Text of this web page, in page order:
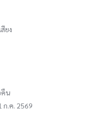
ยง
คืน
ก.ค. 2569